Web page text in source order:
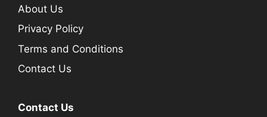
About Us
Privacy Policy
Terms and Conditions
Contact Us
Contact Us